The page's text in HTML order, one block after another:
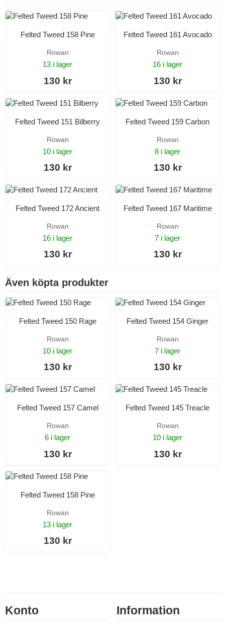
Felted Tweed 158 Pine
Rowan
13 i lager
130 kr
Felted Tweed 161 Avocado
Rowan
16 i lager
130 kr
Felted Tweed 151 Bilberry
Rowan
10 i lager
130 kr
Felted Tweed 159 Carbon
Rowan
8 i lager
130 kr
Felted Tweed 172 Ancient
Rowan
16 i lager
130 kr
Felted Tweed 167 Maritime
Rowan
7 i lager
130 kr
Även köpta produkter
Felted Tweed 150 Rage
Rowan
10 i lager
130 kr
Felted Tweed 154 Ginger
Rowan
7 i lager
130 kr
Felted Tweed 157 Camel
Rowan
6 i lager
130 kr
Felted Tweed 145 Treacle
Rowan
10 i lager
130 kr
Felted Tweed 158 Pine
Rowan
13 i lager
130 kr
Konto Information